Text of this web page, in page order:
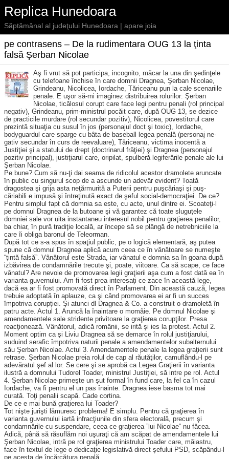
Replica Hunedoara
Săptămânal al judeţului Hunedoara | apare joia
pe contrasens – De la rudimentara OUG 13 la ţinta
falsă Şerban Nicolae
Aş fi vrut să pot participa, inco­gnito, măcar la una din şe­dinţele
cu te­le­foane în­chi­se în care dom­nii Drag­nea, Şerban Nico­lae,
Grindeanu, Nicoli­cea, Iordache, Tăriceanu pun la cale scenariile
penale. E uşor să-mi ima­ginez distribuirea rolurilor: Şerban
Nicolae, ticălosul corupt care face legi pentru penali (rol principal
negativ), Grindeanu, prim-ministrul pocăit care, după OUG 13, se dezice
de practicile murdare (rol secundar pozitiv), Nicolicea, povestitorul care
prezintă situaţia cu susul în jos (personajul doct şi toxic), Iordache,
bodyguardul care sparge cu bâta de baseball legea penală (personaj ne­
gativ secundar în curs de reevaluare), Tăriceanu, victima inocentă a
Justiţiei şi a statului de drept (doc­trinarul frăţiei) şi Dragnea (perso­najul
pozitiv principal), justiţiarul care, oripilat, spulberă legiferările penale ale lui
Şerban Nicolae.
Pe bune? Cum să nu-ţi dai seama de ridicolul acestor dramolete arun­cate
în public cu singurul scop de a ascunde un adevăr evident? Toată
dragostea şi grija asta neţărmurită a Puterii pentru puşcăriaşi şi puş­
căriabili e impusă şi întreţinută exact de şeful social-democraţiei. De ce?
Pentru simplul fapt că domnia sa este, cu acte, unul dintre ei. Scoateţi-l
pe domnul Dragnea de la butoane şi vă garantez că toate sluguţele
domniei sale vor uita instantaneu interesul nobil pentru graţierea pe­nalilor,
ba chiar, în pură tradiţie lo­cală, ar începe să se plângă de ne­trebniciile la
care îi obliga baronul de Teleorman.
După tot ce s-a spus în spaţiul public, pe o logică elementară, aş putea
spune că domnul Dragnea aplică acum ceea ce în vânătoare se numeşte
“ţintă falsă”. Vânătorul este Strada, iar vânatul e domnia sa în goana după
izbăvirea de conda­m­nările trecute şi, poate, viitoare. Ca să scape, ce face
vânatul? Are nevoie de promovarea legii graţierii aşa cum a fost dată ea în
varianta guvernului. Am fi fost prea interesaţi ce zace în această lege,
dacă ea ar fi fost pro­movată direct în Parlament. Din această cauză, legea
trebuie adoptată în aplauze, ca şi când promovarea ei ar fi un succes
împotriva corupţiei. Şi atunci dl Dragnea & Co. a construit o dramoletă în
patru acte. Actul 1. Aruncă la înaintare o momâie. Pe domnul Nicolae şi
amendamentele sale stridente privitoare la graţierea corupţilor. Presa
reacţionează. Vâ­nătorul, adică românii, se irită şi ies la protest. Actul 2.
Moment optim ca şi Liviu Dragnea să se demarce în rolul justiţiarului,
suduind serafic împo­triva naturii penale a amenda­men­telor subalternului
său Şerban Nico­lae. Actul 3. Amendamentele penale la legea graţierii sunt
retrase. Şerban Nicolae preia rolul de cap al răutăţilor, camuflându-l pe
adevăratul şef al lor. Se cere şi se aprobă ca Legea Graţierii în varianta
ilustră a domnului Tu­dorel Toader, ministrul Justiţiei, să intre pe rol. Actul
4. Şerban Nicolae primeşte un şut formal în fund care, la fel ca în cazul
Iordache, va fi pentru el un pas înainte. Dragnea iese basma tot mai
curată. Toţi penalii scapă. Cade cortina.
De ce e mai bună graţierea lui Toader?
Tot nişte jurişti lămuresc problema! E simplu. Pentru că graţierea în
varianta guvernului iartă infracţiunile din sfera electorală, precum şi
condamnările cu suspen­dare, ceea ce graţierea ”lui Nicolae” nu făcea.
Adică, până să răsuflăm noi uşuraţi că am scăpat de amen­damentele lui
Şerban Nicolae, intră pe rol graţierea ministrului Toader care, măiastru,
face în textul de lege o dedicaţie legislativă direct şefului PSD, scăpându-l
pe acesta de în­cărcătura penală.